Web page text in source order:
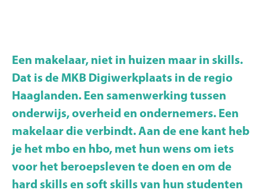
Een makelaar, niet in huizen maar in skills.
Dat is de MKB Digiwerkplaats in de regio
Haaglanden. Een samenwerking tussen
onderwijs, overheid en ondernemers. Een
makelaar die verbindt. Aan de ene kant heb
je het mbo en hbo, met hun wens om iets
voor het beroepsleven te doen en om de
hard skills en soft skills van hun studenten